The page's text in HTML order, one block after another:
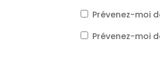
Prévenez-moi
Prévenez-moi